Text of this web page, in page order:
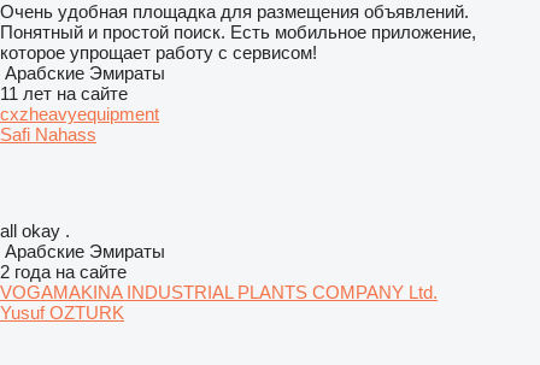
Очень удобная площадка для размещения объявлений.
Понятный и простой поиск. Есть мобильное приложение,
которое упрощает работу с сервисом!
Арабские Эмираты
11 лет на сайте
cxzheavyequipment
Safi Nahass
all okay .
Арабские Эмираты
2 года на сайте
VOGAMAKINA INDUSTRIAL PLANTS COMPANY Ltd.
Yusuf OZTURK